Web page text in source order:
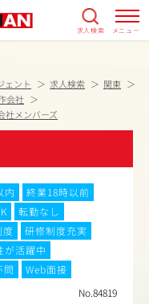
求人検索 メニュー
ェント 求人検索
関東
会社
社メンバーズ
内
終業18時以前
転勤なし
度
研修制度充実
が活躍中
問
Web面接
No.84819